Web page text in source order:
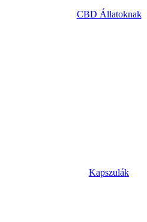
CBD Állatoknak
Kapszulák